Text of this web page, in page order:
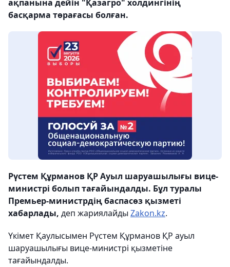
ақпанына дейін "Қазагро" холдингінің
басқарма төрағасы болған.
Рүстем Құрманов ҚР Ауыл шаруашылығы вице-
министрі болып тағайындалды. Бұл туралы
Премьер-министрдің баспасөз қызметі
хабарлады, деп жариялайды Zakon.kz.
Үкімет Қаулысымен Рүстем Құрманов ҚР ауыл
шаруашылығы вице-министрі қызметіне
тағайындалды.